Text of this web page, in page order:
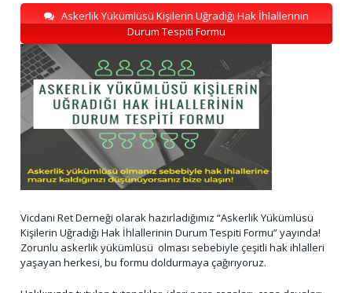
Askerlik Yükümlüsü Kişilerin Uğradığı Hak İhlallerinin
Durum Tespiti Formu
Vicdani Ret Derneği olarak hazırladığımız “Askerlik Yükümlüsü
Kişilerin Uğradığı Hak İhlallerinin Durum Tespiti Formu” yayında!
Zorunlu askerlik yükümlüsü olması sebebiyle çeşitli hak ihlalleri
yaşayan herkesi, bu formu doldurmaya çağırıyoruz.